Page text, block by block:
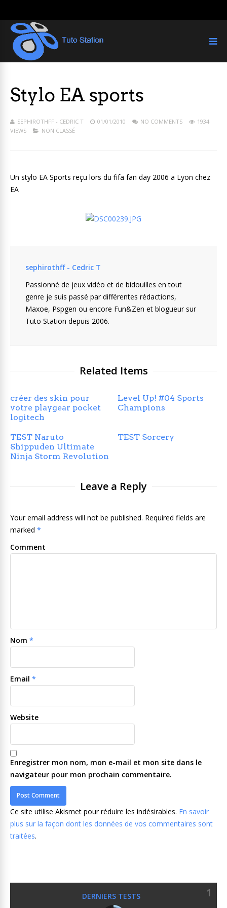
Stylo EA sports
SEPHIROTHFF - CEDRIC T 01/01/2010 NO COMMENTS
1934
VIEWS
NON CLASSÉ
Un stylo EA Sports reçu lors du fifa fan day 2006 a Lyon chez
EA
sephirothff - Cedric T
Passionné de jeux vidéo et de bidouilles en tout
genre je suis passé par différentes rédactions,
Maxoe, Pspgen ou encore Fun&Zen et blogueur sur
Tuto Station depuis 2006.
Related Items
créer des skin pour
votre playgear pocket
logitech
Level Up! #04 Sports
Champions
TEST Naruto
Shippuden Ultimate
Ninja Storm Revolution
TEST Sorcery
Leave a Reply
Your email address will not be published. Required fields are
marked *
Comment
Nom *
Email *
Website
Enregistrer mon nom, mon e-mail et mon site dans le
navigateur pour mon prochain commentaire.
Ce site utilise Akismet pour réduire les indésirables. En savoir
plus sur la façon dont les données de vos commentaires sont
traitées.
DERNIERS TESTS 1